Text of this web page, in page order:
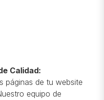
Calidad:
páginas de tu website
equipo de